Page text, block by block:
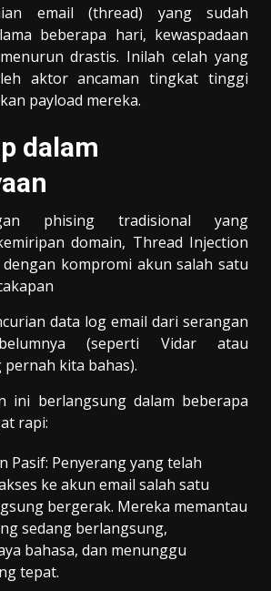
email (thread) yang sudah
beberapa hari, kewaspadaan
drastis. Inilah celah yang
aktor ancaman tingkat tinggi
payload mereka.
dalam
phising tradisional yang
domain, Thread Injection
dengan kompromi akun salah satu
data log email dari serangan
(seperti Vidar atau
kita bahas).
ini berlangsung dalam beberapa
rapi:
Pasif: Penyerang yang telah
ke akun email salah satu
bergerak. Mereka memantau
sedang berlangsung,
bahasa, dan menunggu
tepat.